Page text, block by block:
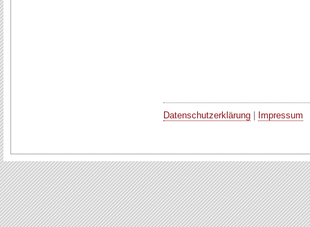
Datenschutzerklärung | Impressum